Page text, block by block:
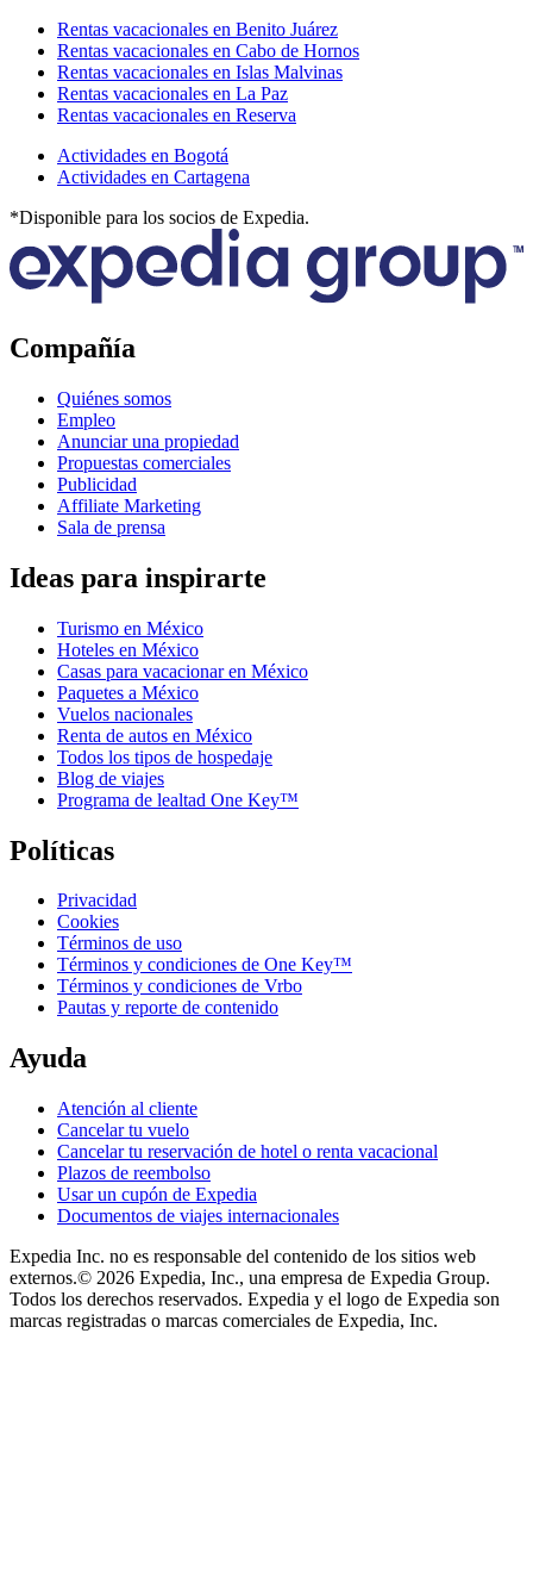
Rentas vacacionales en Benito Juárez
Rentas vacacionales en Cabo de Hornos
Rentas vacacionales en Islas Malvinas
Rentas vacacionales en La Paz
Rentas vacacionales en Reserva
Actividades en Bogotá
Actividades en Cartagena
*Disponible para los socios de Expedia.
Compañía
Quiénes somos
Empleo
Anunciar una propiedad
Propuestas comerciales
Publicidad
Affiliate Marketing
Sala de prensa
Ideas para inspirarte
Turismo en México
Hoteles en México
Casas para vacacionar en México
Paquetes a México
Vuelos nacionales
Renta de autos en México
Todos los tipos de hospedaje
Blog de viajes
Programa de lealtad One Key™
Políticas
Privacidad
Cookies
Términos de uso
Términos y condiciones de One Key™
Términos y condiciones de Vrbo
Pautas y reporte de contenido
Ayuda
Atención al cliente
Cancelar tu vuelo
Cancelar tu reservación de hotel o renta vacacional
Plazos de reembolso
Usar un cupón de Expedia
Documentos de viajes internacionales
Expedia Inc. no es responsable del contenido de los sitios web
externos.© 2026 Expedia, Inc., una empresa de Expedia Group.
Todos los derechos reservados. Expedia y el logo de Expedia son
marcas registradas o marcas comerciales de Expedia, Inc.